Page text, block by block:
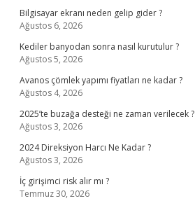
Bilgisayar ekranı neden gelip gider ?
Ağustos 6, 2026
Kediler banyodan sonra nasıl kurutulur ?
Ağustos 5, 2026
Avanos çömlek yapımı fiyatları ne kadar ?
Ağustos 4, 2026
2025’te buzağa desteği ne zaman verilecek ?
Ağustos 3, 2026
2024 Direksiyon Harcı Ne Kadar ?
Ağustos 3, 2026
İç girişimci risk alır mı ?
Temmuz 30, 2026